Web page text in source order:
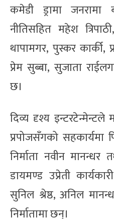
कमेडी ड्रामा
नीतिसहित महेश
थापामगर, पुस्कर
प्रेम सुब्बा, सुजाता
छ।
दिव्य दृश्य इन्टरटेन्मेन्टले
प्रपोजसँगको
निर्माता नवीन
डायमण्ड उप्रेती
सुनिल श्रेष्ठ, अनिल
निर्मातामा छन्।